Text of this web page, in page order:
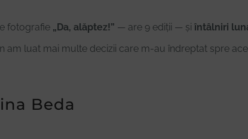
fotografie „Da, alăptez!” — are 9 ediții — și întâlniri
am luat mai multe decizii care m-au îndreptat spre
Beda